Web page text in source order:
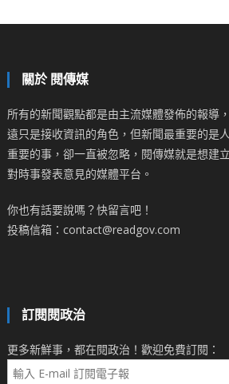
關於 閱傳媒
所有的新聞觀點都是由主流媒體發佈的報導
遠只是接收資訊的角色，但新聞最重要的是
重要的事，卻一直被忽略，閱傳媒就是想建
對時事發表意見的媒體平台。
你也有話要說嗎？快留言吧！
投稿信箱：contact@readgov.com
訂閱閱政治
更多新鮮事，都在閱政治！歡迎免費訂閱：